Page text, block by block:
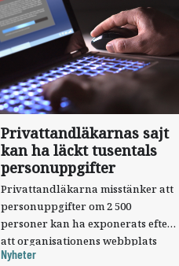
Privattandläkarnas sajt
kan ha läckt tusentals
personuppgifter
Privattandläkarna misstänker att
personuppgifter om 2 500
personer kan ha exponerats efter
att organisationens webbplats
utnyttjats genom en sårbarhet i ett
Nyheter